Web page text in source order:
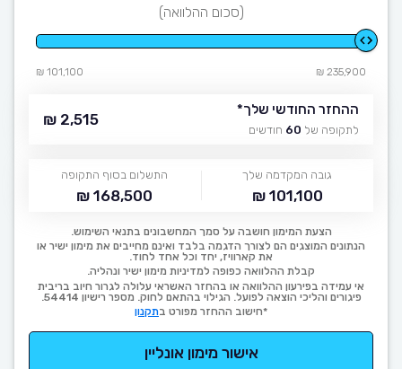
(סכום ההלוואה)
235,900 ₪
101,100 ₪
ההחזר החודשי שלך*
לתקופה של 60 חודשים
2,515 ₪
גובה המקדמה שלך
101,100 ₪
התשלום בסוף התקופה
168,500 ₪
הצעת המימון חושבה על סמך המחשבונים בתנאי השימוש.
הנתונים המוצגים הם לצורך הדגמה בלבד ואינם מחייבים את מימון ישיר או
את קארוויז, יחד וכל אחד לחוד.
קבלת ההלוואה כפופה למדיניות מימון ישיר ונהליה.
אי עמידה בפירעון ההלוואה או בהחזר האשראי עלולה לגרור חיוב בריבית
פיגורים והליכי הוצאה לפועל. הגילוי בהתאם לחוק. מספר רישיון 54414.
*חישוב ההחזר מפורט בתקנון
אישור מימון אונליין